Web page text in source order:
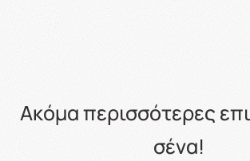
Ακόμα περισσότερες
σένα!